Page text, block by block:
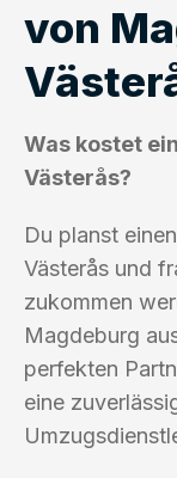
von
Was kostet
Västerås?
Du planst
Västerås und
zukommen
Magdeburg
perfekten
eine